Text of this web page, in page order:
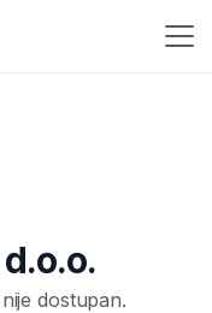
d.o.o.
dostupan.